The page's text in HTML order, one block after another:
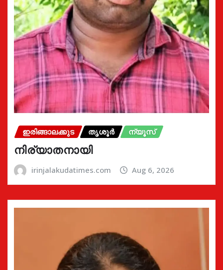
ഇരിങ്ങാലക്കുട തൃശൂർ ന്യൂസ്
നിര്യാതനായി
irinjalakudatimes.com Aug 6, 2026